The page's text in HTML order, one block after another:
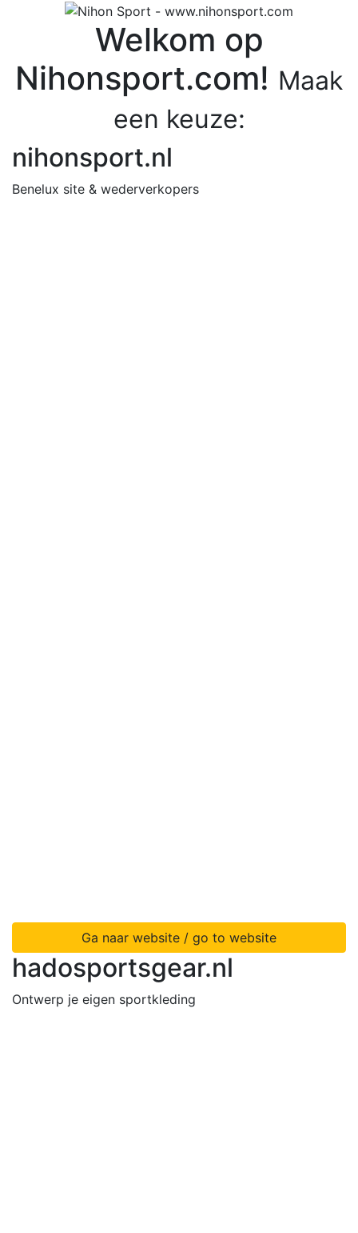
Welkom op
Nihonsport.com! Maak
een keuze:
nihonsport.nl
Benelux site & wederverkopers
Ga naar website / go to website
hadosportsgear.nl
Ontwerp je eigen sportkleding